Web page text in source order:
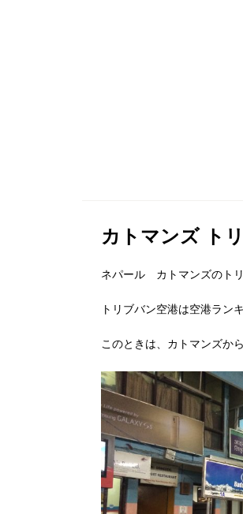
カトマンズ ト
ネパール カトマンズのトリ
トリブバン空港は空港ラン
このときは、カトマンズか